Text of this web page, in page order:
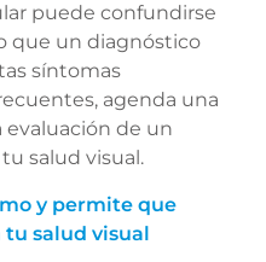
puede confundirse
que un diagnóstico
síntomas
agenda una
evaluación de un
salud visual.
y permite que
salud visual